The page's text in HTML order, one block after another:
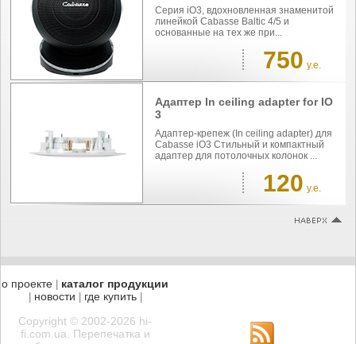
Серия iO3, вдохновленная знаменитой
линейкой Cabasse Baltic 4/5 и
основанные на тех же при...
750 у.е.
Адаптер In ceiling adapter for IO
3
Адаптер-крепеж (In ceiling adapter) для
Cabasse iO3 Стильный и компактный
адаптер для потолочных колонок ...
120 у.е.
о проекте каталог продукции
новости где купить|
Copyright © 2002-2026 hi-
fi.com.ua. Перепечатка и